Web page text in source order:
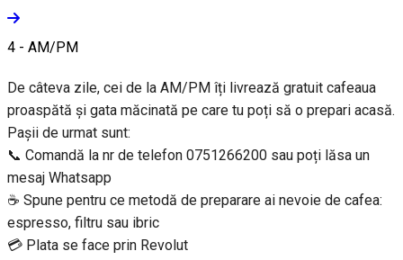
4 - AM/PM
De câteva zile, cei de la AM/PM îți livrează gratuit cafeaua
proaspătă și gata măcinată pe care tu poți să o prepari acasă.
Pașii de urmat sunt:
📞 Comandă la nr de telefon 0751266200 sau poți lăsa un
mesaj Whatsapp
☕ Spune pentru ce metodă de preparare ai nevoie de cafea:
espresso, filtru sau ibric
💳 Plata se face prin Revolut